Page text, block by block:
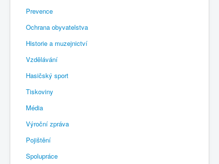
Prevence
Ochrana obyvatelstva
Historie a muzejnictví
Vzdělávání
Hasičský sport
Tiskoviny
Média
Výroční zpráva
Pojištění
Spolupráce